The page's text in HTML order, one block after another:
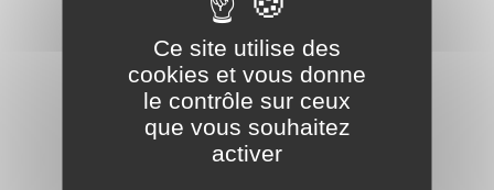
Couleur : Naturel
Table : épicéa massif
Fond et éclisses : acajou
oriental
Ce site utilise des
cookies et vous donne
le contrôle sur ceux
que vous souhaitez
activer